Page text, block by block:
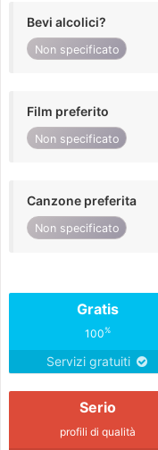
Bevi alcolici?
Non specificato
Film preferito
Non specificato
Canzone preferita
Non specificato
Gratis
100%
Servizi gratuiti
Serio
profili di qualità